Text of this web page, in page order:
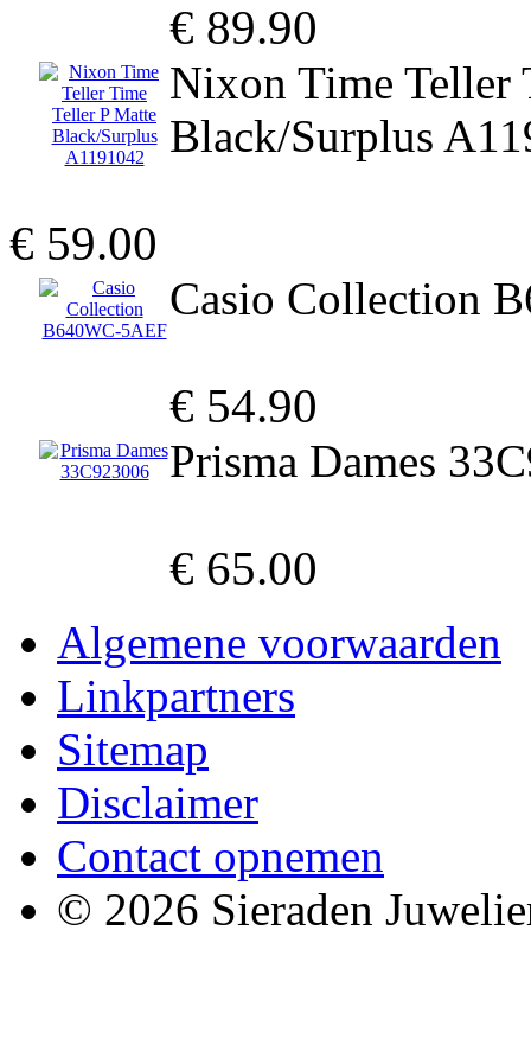
€ 89.90
Nixon Time Teller
Black/Surplus
€ 59.00
Casio Collection
€ 54.90
Prisma Dames
€ 65.00
Algemene voorwaarden
Linkpartners
Sitemap
Disclaimer
Contact opnemen
© 2026 Sieraden